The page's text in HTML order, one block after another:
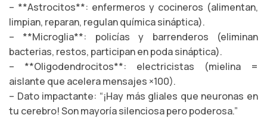
– **Astrocitos**: enfermeros y cocineros (alimentan,
limpian, reparan, regulan química sináptica).
– **Microglia**: policías y barrenderos (eliminan
bacterias, restos, participan en poda sináptica).
– **Oligodendrocitos**: electricistas (mielina =
aislante que acelera mensajes ×100).
– Dato impactante: “¡Hay más gliales que neuronas en
tu cerebro! Son mayoría silenciosa pero poderosa.”